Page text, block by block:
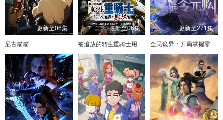
更新至06集
尼古喵喵
更新至06集
被追放的转生重骑士用游戏知识开无双
更新至271集
全民诡异：开局掌握零元购·动态漫画